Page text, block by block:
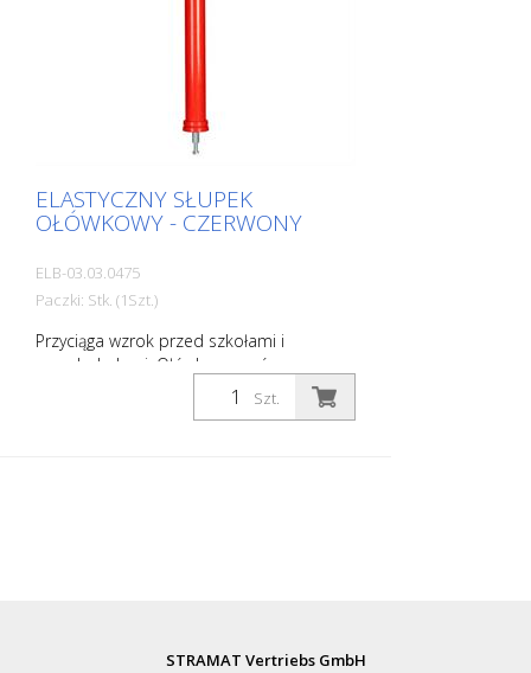
orientację w ruchu drogowym i na
ELASTYCZNY SŁUPEK
OŁÓWKOWY - CZERWONY
ELB-03.03.0475
Paczki: Stk. (1Szt.)
Przyciąga wzrok przed szkołami i
przedszkolami. Ołówkowy wzór
natychmiast wizualizuje, że jest to obszar,
w którym przebywają dzieci. Zwiększa to
naprawy słupka lub pojazdu - Zwiększa
Szt.
STRAMAT Vertriebs GmbH